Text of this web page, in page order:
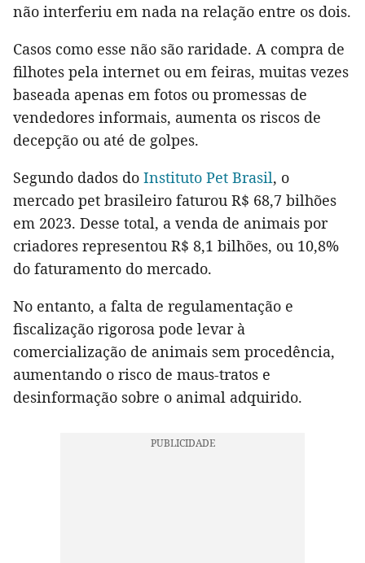
não interferiu em nada na relação entre os dois.
Casos como esse não são raridade. A compra de
filhotes pela internet ou em feiras, muitas vezes
baseada apenas em fotos ou promessas de
vendedores informais, aumenta os riscos de
decepção ou até de golpes.
Segundo dados do Instituto Pet Brasil, o
mercado pet brasileiro faturou R$ 68,7 bilhões
em 2023. Desse total, a venda de animais por
criadores representou R$ 8,1 bilhões, ou 10,8%
do faturamento do mercado.
No entanto, a falta de regulamentação e
fiscalização rigorosa pode levar à
comercialização de animais sem procedência,
aumentando o risco de maus-tratos e
desinformação sobre o animal adquirido.​